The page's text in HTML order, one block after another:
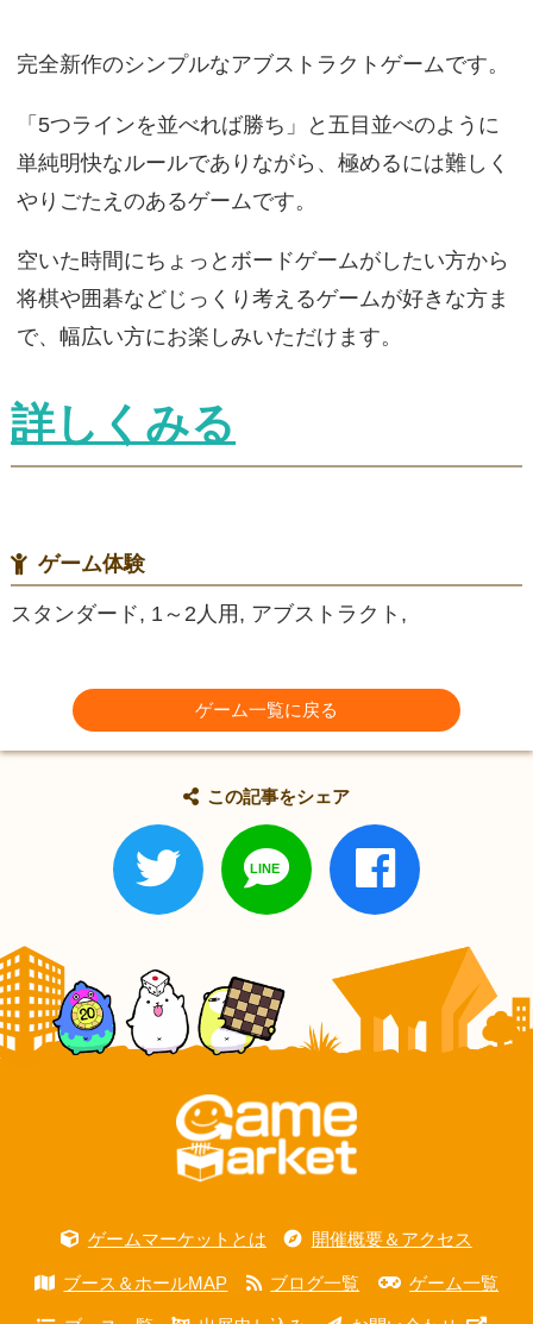
完全新作のシンプルなアブストラクトゲームです。
「5つラインを並べれば勝ち」と五目並べのように
単純明快なルールでありながら、極めるには難しく
やりごたえのあるゲームです。
空いた時間にちょっとボードゲームがしたい方から
将棋や囲碁などじっくり考えるゲームが好きな方ま
で、幅広い方にお楽しみいただけます。
詳しくみる
ゲーム体験
スタンダード, 1～2人用, アブストラクト,
ゲーム一覧に戻る
この記事をシェア
ゲームマーケットとは 開催概要＆アクセス
ブース＆ホールMAP ブログ一覧 ゲーム一覧